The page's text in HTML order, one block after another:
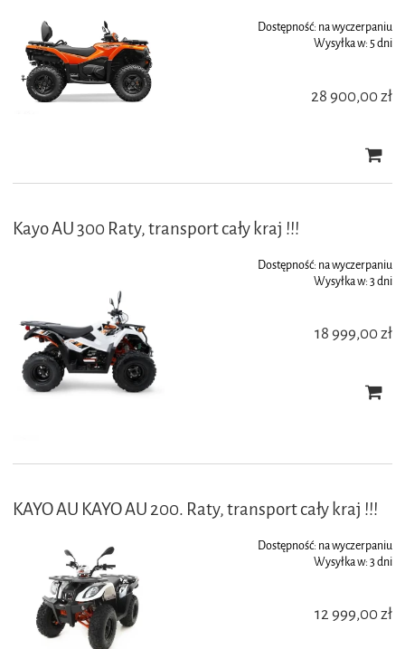
Dostępność: na wyczerpaniu
Wysyłka w:5 dni
28 900,00 zł
Kayo AU 300 Raty, transport cały kraj !!!
Dostępność: na wyczerpaniu
Wysyłka w:3 dni
18 999,00 zł
KAYO AU KAYO AU 200. Raty, transport cały kraj !!!
Dostępność: na wyczerpaniu
Wysyłka w:3 dni
12 999,00 zł